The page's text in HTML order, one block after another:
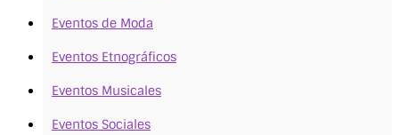
Eventos de Moda
Eventos Etnográficos
Eventos Musicales
Eventos Sociales